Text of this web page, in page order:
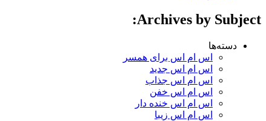
Archives by Subject:
دسته‌ها
اس ام اس برای همسر
اس ام اس جدید
اس ام اس جذاب
اس ام اس خفن
اس ام اس خنده دار
اس ام اس زیبا